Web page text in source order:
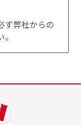
ず弊社からの